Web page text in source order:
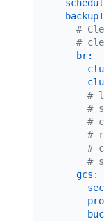
#
#
br:
#
#
#
#
#
#
gcs: